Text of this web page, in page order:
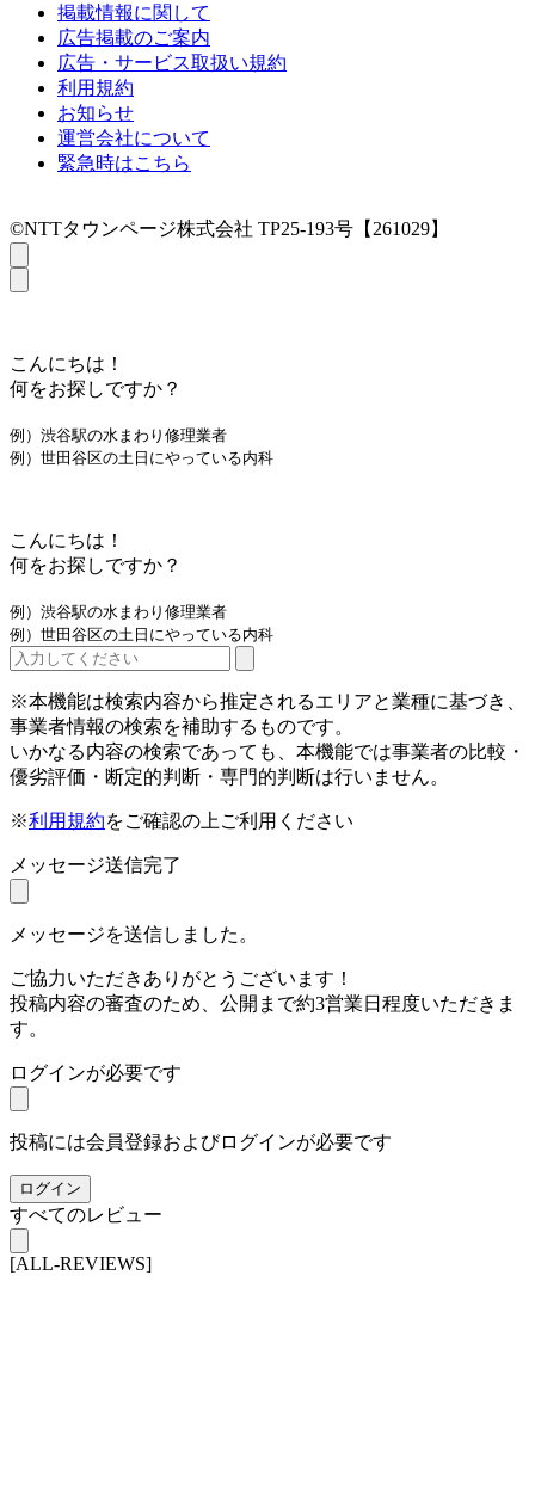
掲載情報に関して
広告掲載のご案内
広告・サービス取扱い規約
利用規約
お知らせ
運営会社について
緊急時はこちら
©NTTタウンページ株式会社 TP25-193号【261029】
こんにちは！
何をお探しですか？
例）渋谷駅の水まわり修理業者
例）世田谷区の土日にやっている内科
こんにちは！
何をお探しですか？
例）渋谷駅の水まわり修理業者
例）世田谷区の土日にやっている内科
※本機能は検索内容から推定されるエリアと業種に基づき、
事業者情報の検索を補助するものです。
いかなる内容の検索であっても、本機能では事業者の比較・
優劣評価・断定的判断・専門的判断は行いません。
※利用規約をご確認の上ご利用ください
メッセージ送信完了
メッセージを送信しました。
ご協力いただきありがとうございます！
投稿内容の審査のため、公開まで約3営業日程度いただきま
す。
ログインが必要です
投稿には会員登録およびログインが必要です
ログイン
すべてのレビュー
[ALL-REVIEWS]